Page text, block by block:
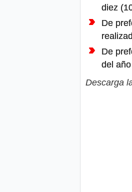
diez
De
De
del
Descarga